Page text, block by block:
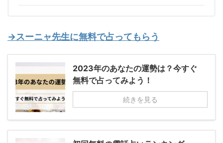
→スーニャ先生に無料で占ってもらう
2023年のあなたの運勢は？今すぐ
無料で占ってみよう！
続きを見る